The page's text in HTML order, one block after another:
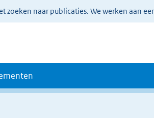
zoeken naar publicaties. We werken aan